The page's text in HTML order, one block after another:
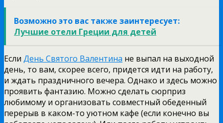
Возможно это вас также заинтересует:
Лучшие отели Греции для детей
Если День Святого Валентина не выпал на выходной
день, то вам, скорее всего, придется идти на работу,
и ждать праздничного вечера. Однако и здесь можно
проявить фантазию. Можно сделать сюрприз
любимому и организовать совместный обеденный
перерыв в каком-то уютном кафе (если конечно вы